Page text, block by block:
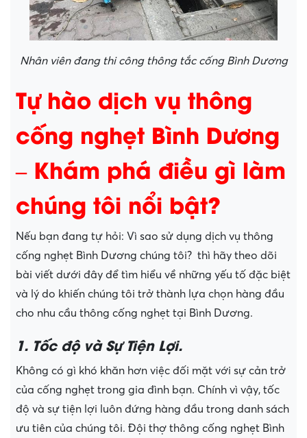
Nhân viên đang thi công thông tắc cống Bình Dương
Tự hào dịch vụ thông
cống nghẹt Bình Dương
– Khám phá điều gì làm
chúng tôi nổi bật?
Nếu bạn đang tự hỏi: Vì sao sử dụng dịch vụ thông
cống nghẹt Bình Dương chúng tôi? thì hãy theo dõi
bài viết dưới đây để tìm hiểu về những yếu tố đặc biệt
và lý do khiến chúng tôi trở thành lựa chọn hàng đầu
cho nhu cầu thông cống nghẹt tại Bình Dương.
1. Tốc độ và Sự Tiện Lợi.
Không có gì khó khăn hơn việc đối mặt với sự cản trở
của cống nghẹt trong gia đình bạn. Chính vì vậy, tốc
độ và sự tiện lợi luôn đứng hàng đầu trong danh sách
ưu tiên của chúng tôi. Đội thợ thông cống nghẹt Bình